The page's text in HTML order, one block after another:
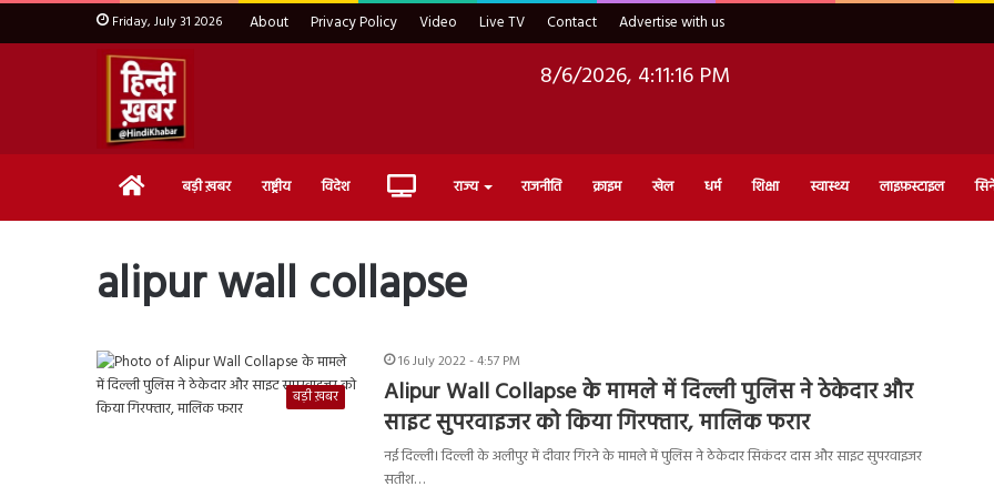
Friday, July 31 2026 About Privacy Policy Video Live TV Contact Advertise with us
8/6/2026, 4:11:17 PM
Home बड़ी ख़बर राष्ट्रीय विदेश Live राज्य राजनीति क्राइम खेल धर्म शिक्षा स्वास्थ्य लाइफ़स्टाइल
alipur wall collapse
बड़ी ख़बर
16 July 2022 - 4:57 PM
Alipur Wall Collapse के मामले में दिल्ली पुलिस ने ठेकेदार और
साइट सुपरवाइजर को किया गिरफ्तार, मालिक फरार
नई दिल्ली। दिल्ली के अलीपुर में दीवार गिरने के मामले में पुलिस ने ठेकेदार सिकंदर दास और साइट सुपरवाइजर
सतीश…